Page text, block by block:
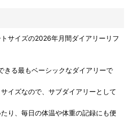
サイズの2026年月間ダイアリーリフ
きる最もベーシックなダイアリーで
イズなので、サブダイアリーとして
り、毎日の体温や体重の記録にも便